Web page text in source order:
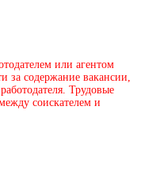
или агентом
за содержание вакансии,
Трудовые
соискателем и